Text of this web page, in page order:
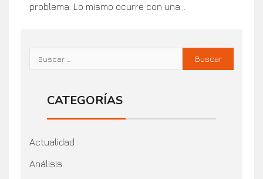
problema. Lo mismo ocurre con una...
CATEGORÍAS
Actualidad
Análisis